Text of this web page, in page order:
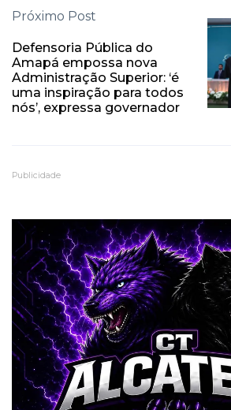
Próximo Post
Defensoria Pública do
Amapá empossa nova
Administração Superior: ‘é
uma inspiração para todos
nós’, expressa governador
Publicidade